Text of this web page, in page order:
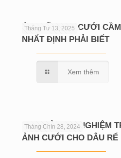
Tháng Tư 13, 2025
Ý NGHĨA HOA CƯỚI
NHẤT ĐỊNH PHẢI BIẾT
Xem thêm
Tháng Chín 28, 2024
CHIA SẺ KINH NGHIỆM
ẢNH CƯỚI CHO DÂU RỂ